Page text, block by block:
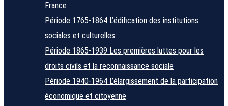
France
Période 1765-1864 L’édification des institutions
sociales et culturelles
Période 1865-1939 Les premières luttes pour les
droits civils et la reconnaissance sociale
Période 1940-1964 L’élargissement de la participation
économique et citoyenne